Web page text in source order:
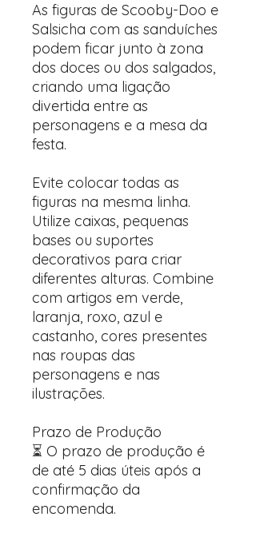
As figuras de Scooby-Doo e
Salsicha com as sanduíches
podem ficar junto à zona
dos doces ou dos salgados,
criando uma ligação
divertida entre as
personagens e a mesa da
festa.
Evite colocar todas as
figuras na mesma linha.
Utilize caixas, pequenas
bases ou suportes
decorativos para criar
diferentes alturas. Combine
com artigos em verde,
laranja, roxo, azul e
castanho, cores presentes
nas roupas das
personagens e nas
ilustrações.
Prazo de Produção
⏳ O prazo de produção é
de até 5 dias úteis após a
confirmação da
encomenda.